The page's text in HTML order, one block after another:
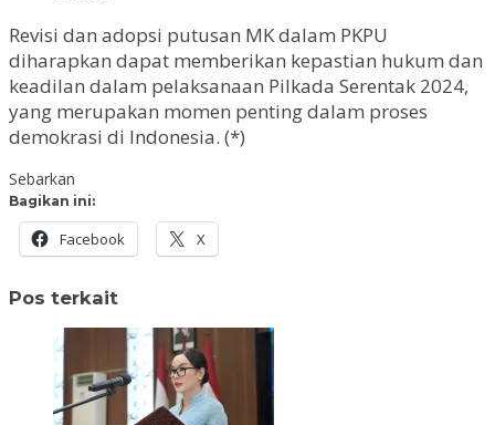
Revisi dan adopsi putusan MK dalam PKPU
diharapkan dapat memberikan kepastian hukum dan
keadilan dalam pelaksanaan Pilkada Serentak 2024,
yang merupakan momen penting dalam proses
demokrasi di Indonesia. (*)
Sebarkan
Bagikan ini:
Facebook X
Pos terkait